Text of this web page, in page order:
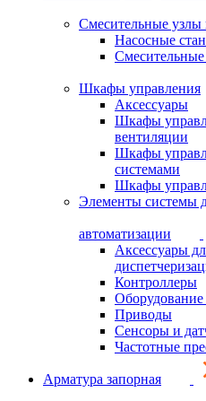
Смесительные узлы
Насосные
Шкафы управления
Аксессуары
Шкафы
вентиляции
Шкафы
системами
Шкафы
Элементы системы
автоматизации
Аксессуары
Контроллеры
Приводы
Сенсоры и
Частотные
Арматура запорная